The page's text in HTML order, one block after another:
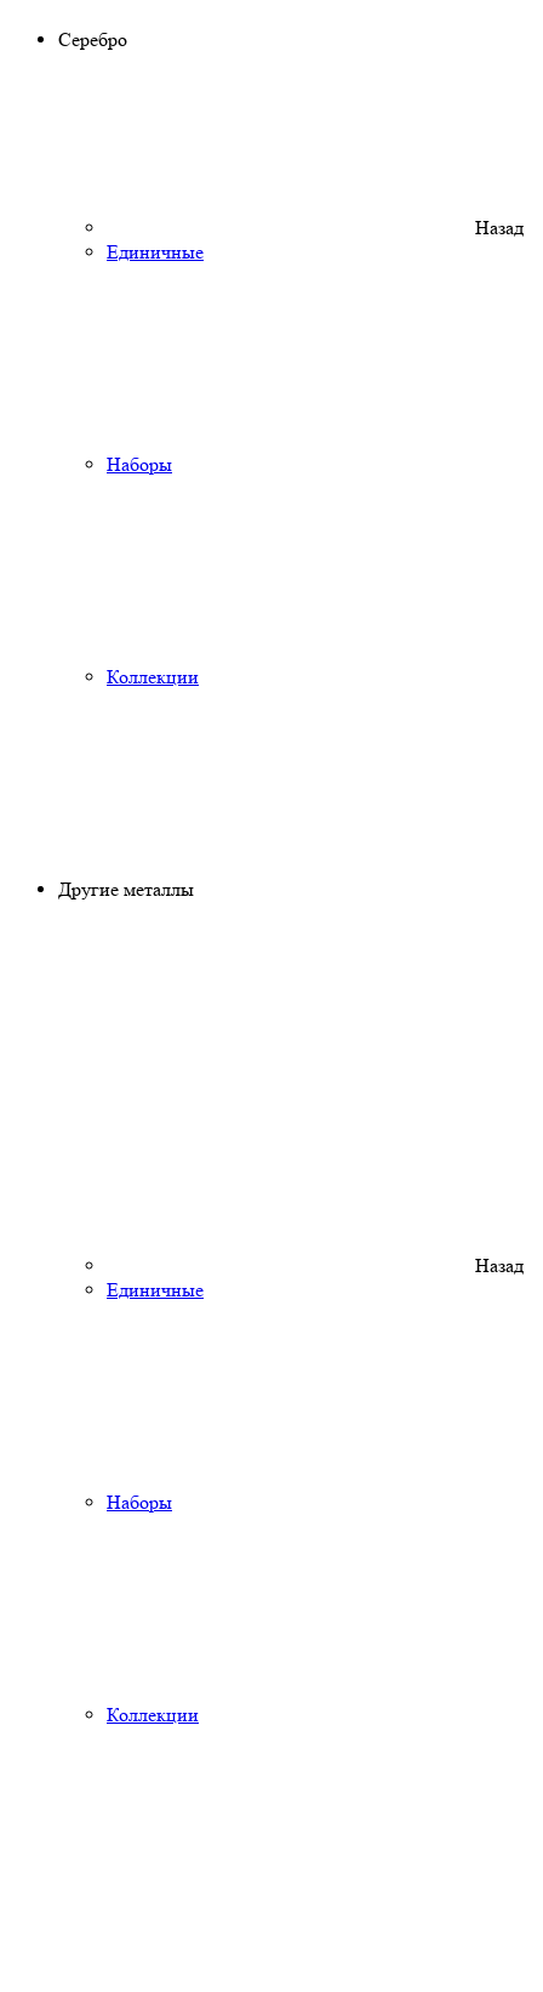
Серебро
Назад
Единичные
Наборы
Коллекции
Другие металлы
Назад
Единичные
Наборы
Коллекции